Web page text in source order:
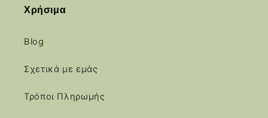
Χρήσιμα
Blog
Σχετικά με εμάς
Τρόποι Πληρωμής